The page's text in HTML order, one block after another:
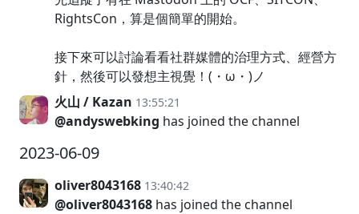
RightsCon，算是個簡單的開始。
接下來可以討論看看社群媒體的治理方式、經營方
針，然後可以發想主視覺！(・ω・)ノ
火山 / Kazan 13:55:21
@andyswebking has joined the channel
2023-06-09
oliver8043168 13:40:42
@oliver8043168 has joined the channel